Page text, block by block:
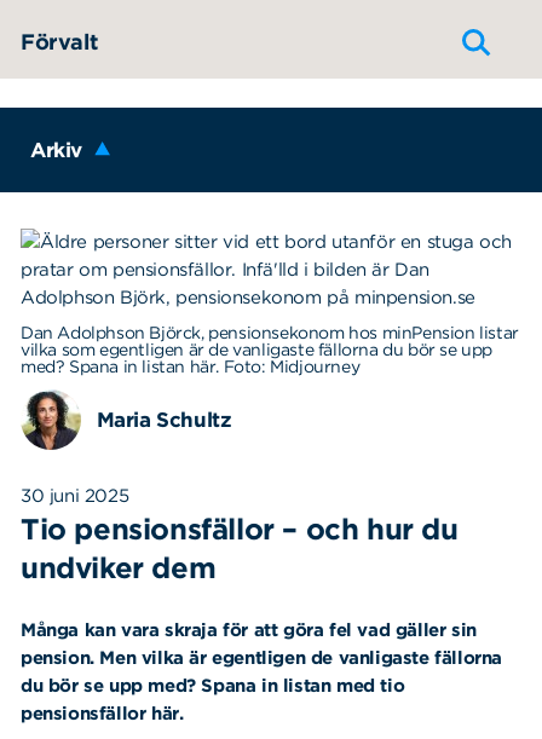
Förvalt
Arkiv
Dan Adolphson Björck, pensionsekonom hos minPension listar
vilka som egentligen är de vanligaste fällorna du bör se upp
med? Spana in listan här. Foto: Midjourney
Maria Schultz
30 juni 2025
Tio pensionsfällor – och hur du
undviker dem
Många kan vara skraja för att göra fel vad gäller sin
pension. Men vilka är egentligen de vanligaste fällorna
du bör se upp med? Spana in listan med tio
pensionsfällor här.